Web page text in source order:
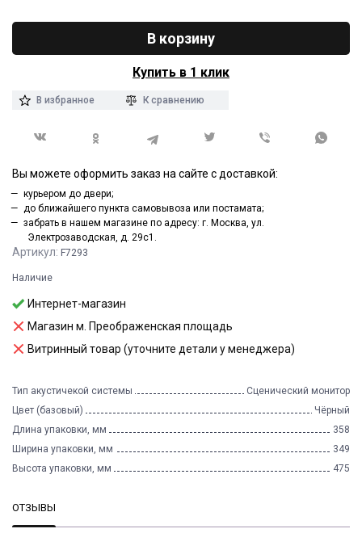
Артикул: F7293
Наличие
Интернет-магазин
Магазин м. Преображенская площадь
Витринный товар (уточните детали у менеджера)
Тип акустичекой системы
Сценический монитор
Цвет (базовый)
Чёрный
Длина упаковки, мм
358
Ширина упаковки, мм
349
Высота упаковки, мм
475
В корзину
Купить в 1 клик
В избранное К сравнению
Вы можете оформить заказ на сайте с доставкой:
курьером до двери;
до ближайшего пункта самовывоза или постамата;
забрать в нашем магазине по адресу: г. Москва, ул.
Электрозаводская, д. 29с1.
ОТЗЫВЫ